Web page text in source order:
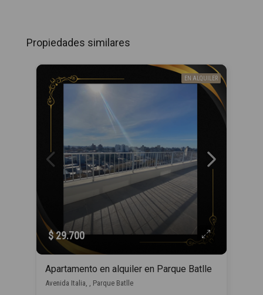
Propiedades similares
EN ALQUILER
$ 29.700
Apartamento en alquiler en Parque Batlle
Avenida Italia, , Parque Batlle